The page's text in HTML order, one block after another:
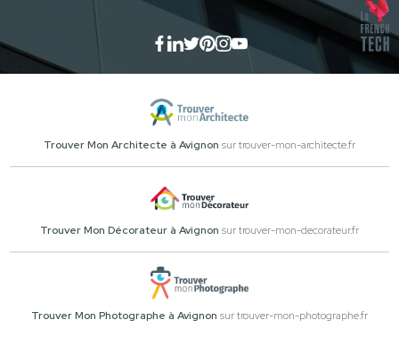
Trouver Mon Architecte à Avignon sur trouver-mon-architecte.fr
Trouver Mon Décorateur à Avignon sur trouver-mon-decorateur.fr
Trouver Mon Photographe à Avignon sur trouver-mon-photographe.fr